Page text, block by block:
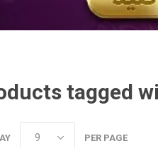
tagged
PER PAGE